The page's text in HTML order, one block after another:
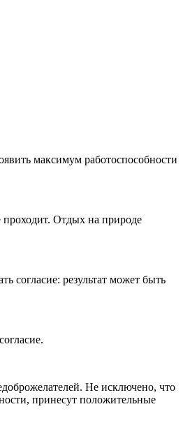
максимум работоспособности
проходит. Отдых на природе
согласие: результат может быть
Не исключено, что
принесут положительные